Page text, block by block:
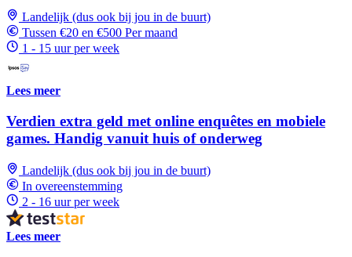
Landelijk (dus ook bij jou in de buurt)
Tussen €20 en €500 Per maand
1 - 15 uur per week
Lees meer
Verdien extra geld met online enquêtes en mobiele
games. Handig vanuit huis of onderweg
Landelijk (dus ook bij jou in de buurt)
In overeenstemming
2 - 16 uur per week
Lees meer